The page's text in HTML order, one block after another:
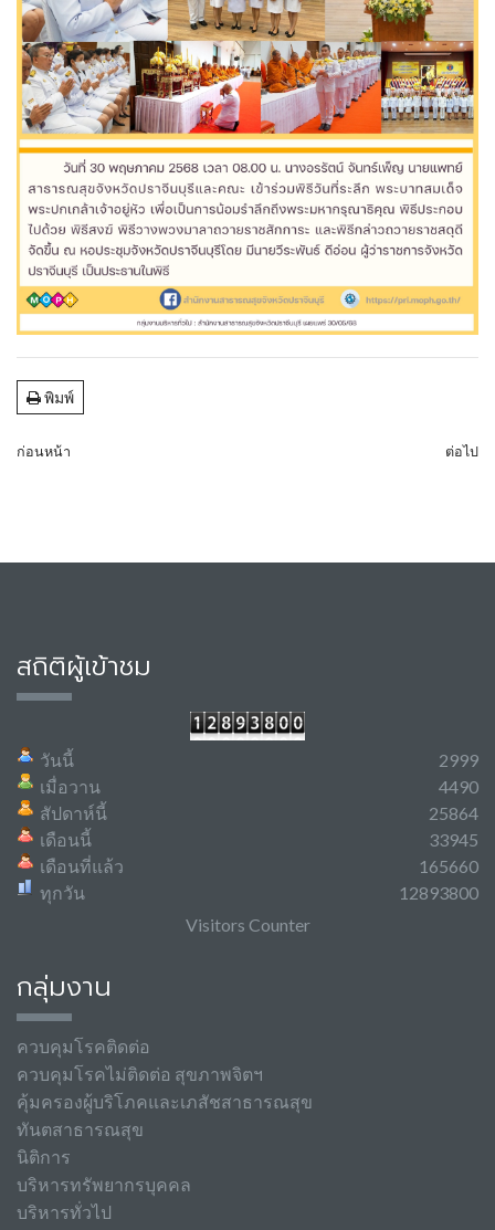
พิมพ์
ก่อนหน้า ต่อไป
สถิติผู้เข้าชม
วันนี้
เมื่อวาน
สัปดาห์นี้
เดือนนี้
เดือนที่แล้ว
ทุกวัน
2999
4490
25864
33945
165660
12893800
Visitors Counter
กลุ่มงาน
ควบคุมโรคติดต่อ
ควบคุมโรคไม่ติดต่อ สุขภาพจิตฯ
คุ้มครองผู้บริโภคและเภสัชสาธารณสุข
ทันตสาธารณสุข
นิติการ
บริหารทรัพยากรบุคคล
บริหารทั่วไป